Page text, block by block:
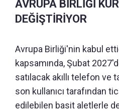
AVRUPA BİRLİĞİ
DEĞİŞTİRİYOR
Avrupa Birliği'nin kabul
kapsamında, Şubat
satılacak akıllı telefon ve
son kullanıcı tarafından
edilebilen basit aletlerle